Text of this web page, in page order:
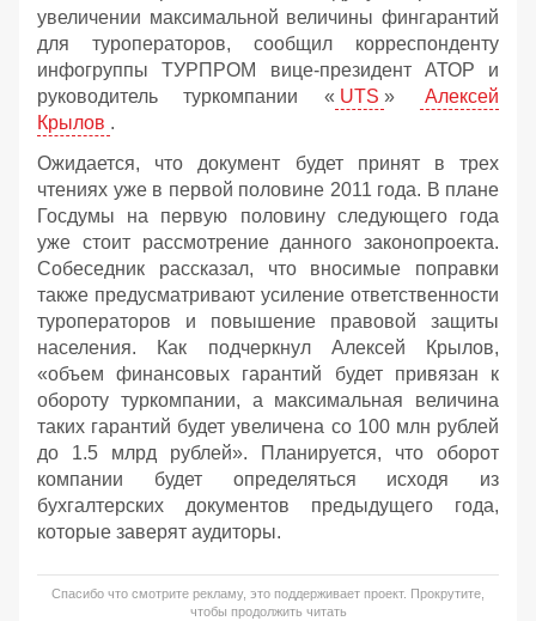
увеличении максимальной величины фингарантий
для туроператоров, сообщил корреспонденту
инфогруппы ТУРПРОМ вице-президент АТОР и
руководитель туркомпании « UTS »
Алексей
Крылов .
Ожидается, что документ будет принят в трех
чтениях уже в первой половине 2011 года. В плане
Госдумы на первую половину следующего года
уже стоит рассмотрение данного законопроекта.
Собеседник рассказал, что вносимые поправки
также предусматривают усиление ответственности
туроператоров и повышение правовой защиты
населения. Как подчеркнул Алексей Крылов,
«объем финансовых гарантий будет привязан к
обороту туркомпании, а максимальная величина
таких гарантий будет увеличена со 100 млн рублей
до 1.5 млрд рублей». Планируется, что оборот
компании будет определяться исходя из
бухгалтерских документов предыдущего года,
которые заверят аудиторы.
Спасибо что смотрите рекламу, это поддерживает проект. Прокрутите,
чтобы продолжить читать